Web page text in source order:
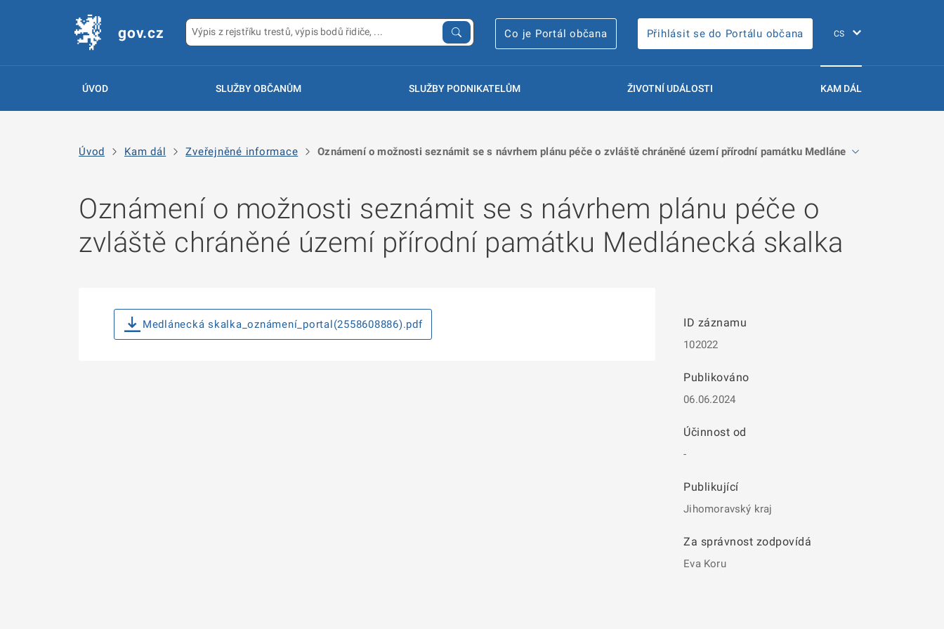
gov.cz Co je Portál občana Přihlásit se do Portálu občana
ÚVOD SLUŽBY OBČANŮM SLUŽBY PODNIKATELŮM ŽIVOTNÍ UDÁLOSTI KAM DÁL
Úvod Kam dál Zveřejněné informace Oznámení o možnosti seznámit se s návrhem plánu péče o zvláště chráněné území přírodní památku Medlánecká skalka
Oznámení o možnosti seznámit se s návrhem plánu péče o
zvláště chráněné území přírodní památku Medlánecká skalka
ID záznamu
102022
Publikováno
06.06.2024
Účinnost od
-
Publikující
Jihomoravský kraj
Za správnost zodpovídá
Eva Koru
Medlánecká skalka_oznámení_portal(2558608886).pdf